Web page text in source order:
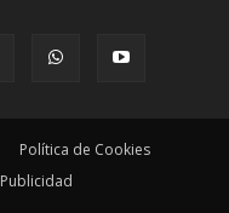
Política de Cookies
Publicidad